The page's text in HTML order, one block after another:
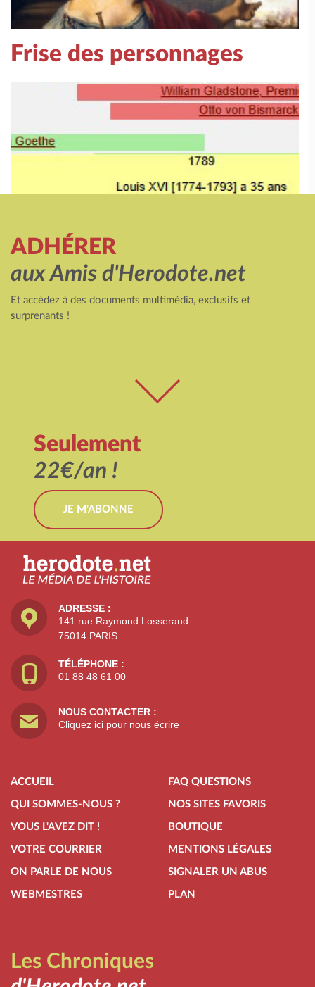
Frise des personnages
ADHÉRER
aux Amis d'Herodote.net
Et accédez à des documents multimédia, exclusifs et
surprenants !
Seulement
22€/an !
JE M'ABONNE
ADRESSE :
141 rue Raymond Losserand
75014 PARIS
TÉLÉPHONE :
01 88 48 61 00
NOUS CONTACTER :
Cliquez ici pour nous écrire
ACCUEIL
QUI SOMMES-NOUS ?
VOUS L'AVEZ DIT !
VOTRE COURRIER
ON PARLE DE NOUS
WEBMESTRES
FAQ QUESTIONS
NOS SITES FAVORIS
BOUTIQUE
MENTIONS LÉGALES
SIGNALER UN ABUS
PLAN
Les Chroniques